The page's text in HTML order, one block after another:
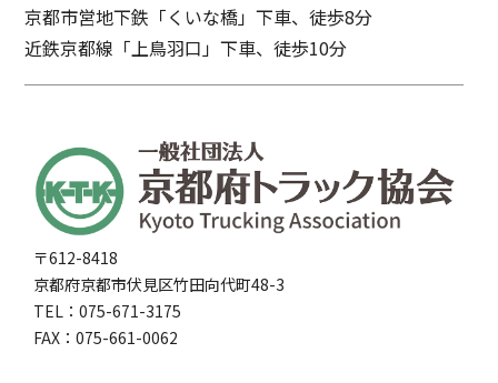
〒612-8418
京都府京都市伏見区竹田向代町48-3
TEL：075-671-3175
FAX：075-661-0062
京都市営地下鉄「くいな橋」下車、徒歩8分
近鉄京都線「上鳥羽口」下車、徒歩10分